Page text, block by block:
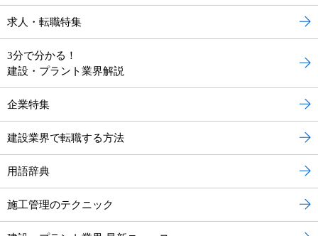
求人・転職特集
3分で分かる！
建設・プラント業界解説
企業特集
建設業界で転職する方法
用語辞典
施工管理のテクニック